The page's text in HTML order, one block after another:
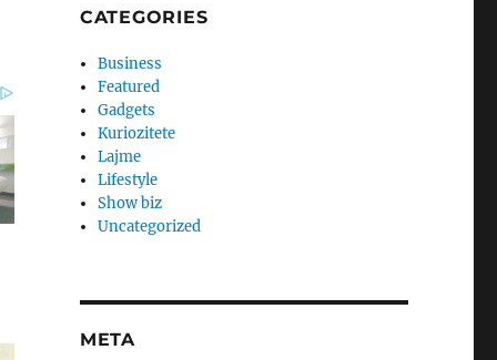
CATEGORIES
Business
Featured
Gadgets
Kuriozitete
Lajme
Lifestyle
Show biz
Uncategorized
META